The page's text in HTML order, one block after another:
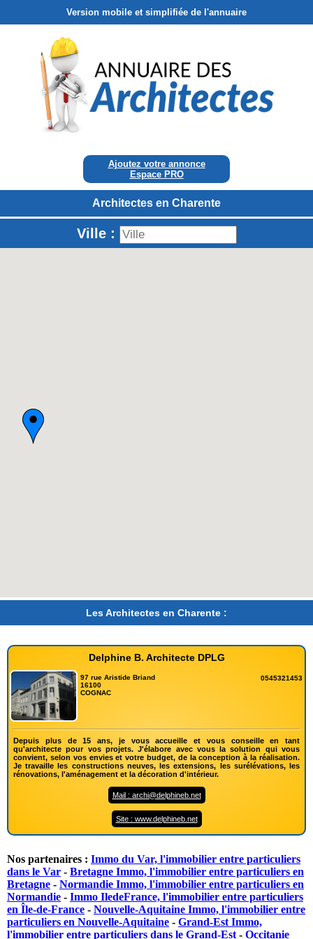
Version mobile et simplifiée de l'annuaire
Ajoutez votre annonce
Espace PRO
Architectes en Charente
Ville :
Les Architectes en Charente :
Delphine B. Architecte DPLG
97 rue Aristide Briand
16100
COGNAC
0545321453
Depuis plus de 15 ans, je vous accueille et vous conseille en tant
qu'architecte pour vos projets. J'élabore avec vous la solution qui vous
convient, selon vos envies et votre budget, de la conception à la réalisation.
Je travaille les constructions neuves, les extensions, les surélévations, les
rénovations, l'aménagement et la décoration d'intérieur.
Mail : archi@delphineb.net
Site : www.delphineb.net
Nos partenaires : Immo du Var, l'immobilier entre particuliers
dans le Var - Bretagne Immo, l'immobilier entre particuliers en
Bretagne - Normandie Immo, l'immobilier entre particuliers en
Normandie - Immo IledeFrance, l'immobilier entre particuliers
en Île-de-France - Nouvelle-Aquitaine Immo, l'immobilier entre
particuliers en Nouvelle-Aquitaine - Grand-Est Immo,
l'immobilier entre particuliers dans le Grand-Est - Occitanie